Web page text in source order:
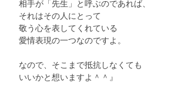
相手が「先生」と呼ぶのであれば、
それはその人にとって
敬う心を表してくれている
愛情表現の一つなのですよ。
なので、そこまで抵抗しなくても
いいかと想いますよ＾＾』